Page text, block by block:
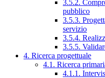
3.5.2.
pubblico
3.5.3.
servizio
3.5.4.
3.5.5.
4. Ricerca progettuale
4.1. Ricerca
4.1.1.